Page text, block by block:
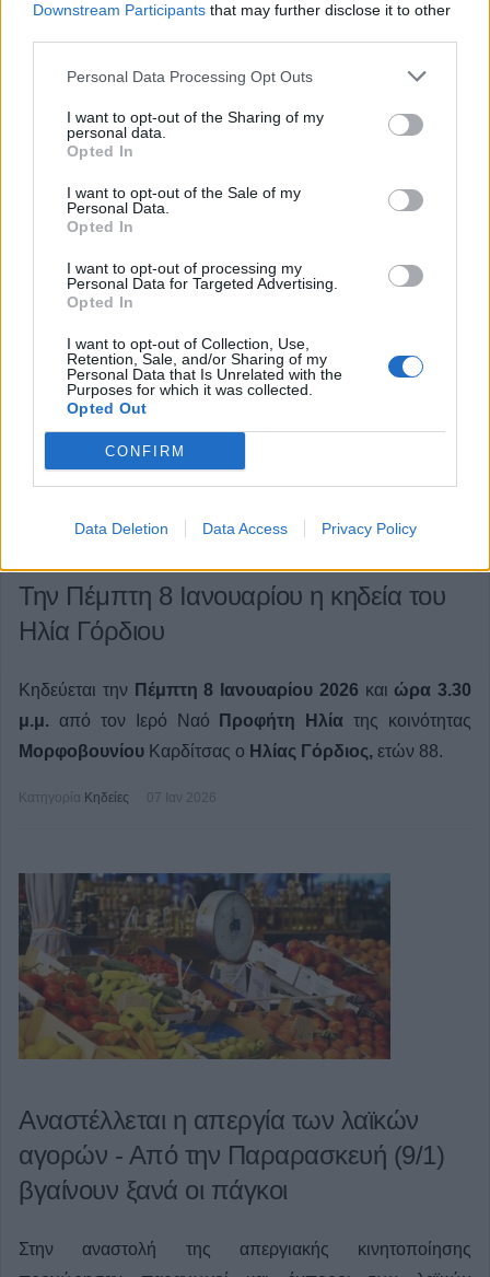
Downstream Participants that may further disclose it to other
Personal Data Processing Opt Outs
I want to opt-out of the Sharing of my
personal data.
Opted In
I want to opt-out of the Sale of my
Personal Data.
Opted In
I want to opt-out of processing my
Personal Data for Targeted Advertising.
Opted In
I want to opt-out of Collection, Use,
Retention, Sale, and/or Sharing of my
Personal Data that Is Unrelated with the
Purposes for which it was collected.
Opted Out
CONFIRM
Data Deletion Data Access Privacy Policy
μνημόσυνο του Στέφανου Γκαλημάνα
Τελούμε τηνΚυριακή 11 Ιανουαρίου 2026
στον Ιερό
Κοίμησης της Θεοτόκου (Κοιμητήριο)
40ήμερο μνημόσυνο
για την ανάπαυση της ψυχής του
Γκαλημάνα.
Την Πέμπτη 8 Ιανουαρίου η κηδεία του
Ηλία Γόρδιου
Κηδεύεται την Πέμπτη 8 Ιανουαρίου 2026 και ώρα 3.30
μ.μ. από τον Ιερό Ναό Προφήτη Ηλίατης κοινότητας
Μορφοβουνίου Καρδίτσας ο Ηλίας Γόρδιος, ετών 88.
Κατηγορία Κηδείες 07 Ιαν 2026
Αναστέλλεται η απεργία των λαϊκών
αγορών - Από την Παραρασκευή (9/1)
βγαίνουν ξανά οι πάγκοι
Στην αναστολή της απεργιακής κινητοποίησης